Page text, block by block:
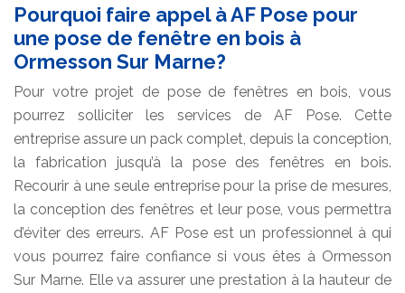
Pourquoi faire appel à AF Pose pour
une pose de fenêtre en bois à
Ormesson Sur Marne?
Pour votre projet de pose de fenêtres en bois, vous
pourrez solliciter les services de AF Pose. Cette
entreprise assure un pack complet, depuis la conception,
la fabrication jusqu’à la pose des fenêtres en bois.
Recourir à une seule entreprise pour la prise de mesures,
la conception des fenêtres et leur pose, vous permettra
d’éviter des erreurs. AF Pose est un professionnel à qui
vous pourrez faire confiance si vous êtes à Ormesson
Sur Marne. Elle va assurer une prestation à la hauteur de